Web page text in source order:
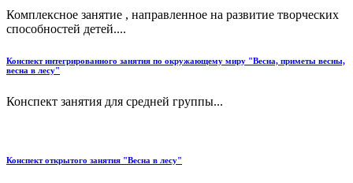
Комплексное занятие , направленное на развитие творческих
способностей детей....
Конспект интегрированного занятия по окружающему миру "Весна, приметы весны,
весна в лесу"
Конспект занятия для средней группы...
Конспект открытого занятия "Весна в лесу"